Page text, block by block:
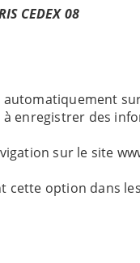
CEDEX 08
enregistrer des
sur le site
cette option dans